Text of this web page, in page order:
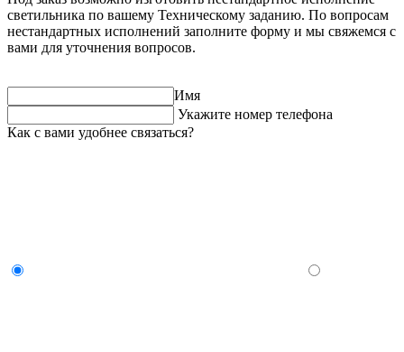
светильника по вашему Техническому заданию. По вопросам
нестандартных исполнений заполните форму и мы свяжемся с
вами для уточнения вопросов.
Имя
Укажите номер телефона
Как с вами удобнее связаться?